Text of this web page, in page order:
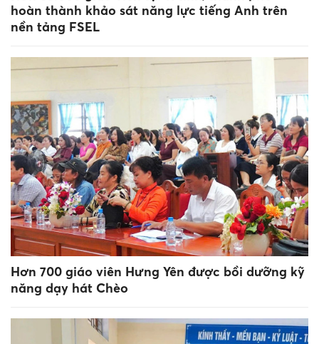
hoàn thành khảo sát năng lực tiếng Anh trên
nền tảng FSEL
Hơn 700 giáo viên Hưng Yên được bồi dưỡng kỹ
năng dạy hát Chèo